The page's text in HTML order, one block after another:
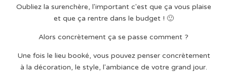
Oubliez la surenchère, l'important c'est que ça vous plaise
et que ça rentre dans le budget ! 🙂
Alors concrètement ça se passe comment ?
Une fois le lieu booké, vous pouvez penser concrètement
à la décoration, le style, l'ambiance de votre grand jour.